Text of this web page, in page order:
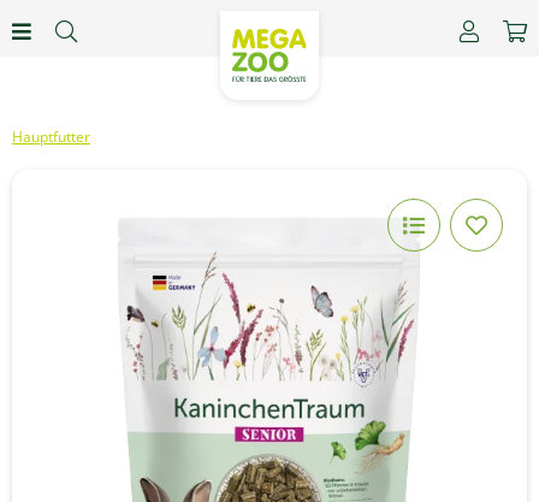
Hauptfutter